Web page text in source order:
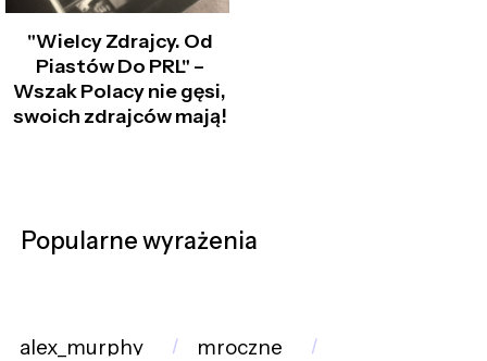
"Wielcy Zdrajcy. Od
Piastów Do PRL" –
Wszak Polacy nie gęsi,
swoich zdrajców mają!
Popularne wyrażenia
alex_murphy
mroczne